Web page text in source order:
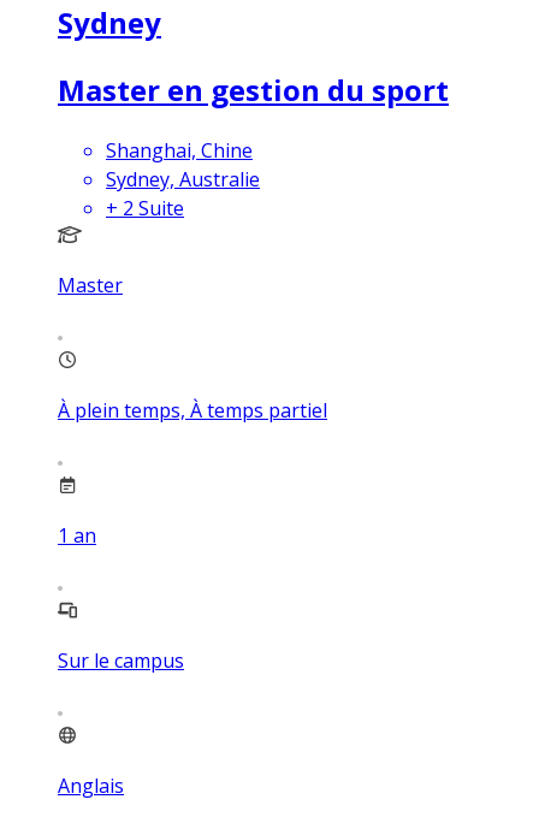
Sydney
Master en gestion du sport
Shanghai, Chine
Sydney, Australie
+ 2 Suite
Master
À plein temps, À temps partiel
1 an
Sur le campus
Anglais